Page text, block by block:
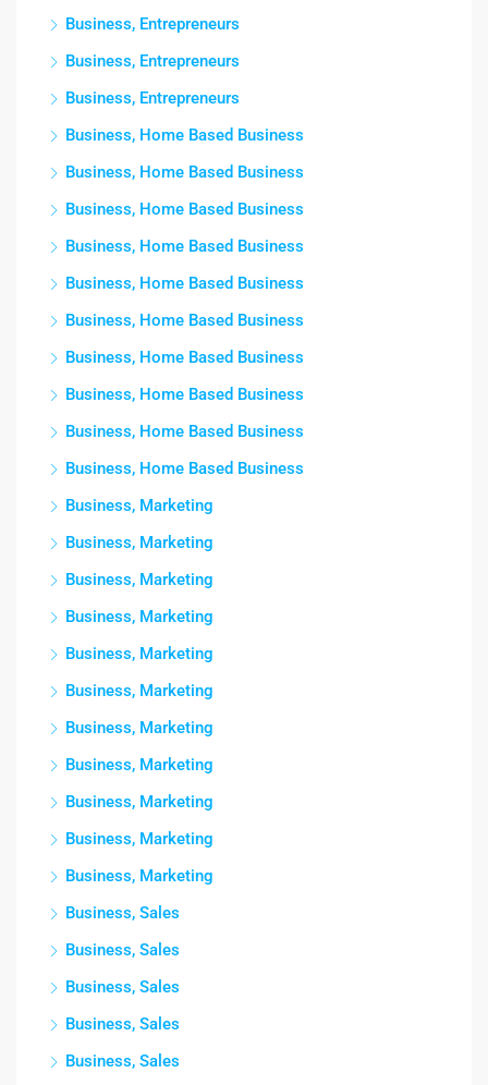
Business, Entrepreneurs
Business, Entrepreneurs
Business, Entrepreneurs
Business, Home Based Business
Business, Home Based Business
Business, Home Based Business
Business, Home Based Business
Business, Home Based Business
Business, Home Based Business
Business, Home Based Business
Business, Home Based Business
Business, Home Based Business
Business, Home Based Business
Business, Marketing
Business, Marketing
Business, Marketing
Business, Marketing
Business, Marketing
Business, Marketing
Business, Marketing
Business, Marketing
Business, Marketing
Business, Marketing
Business, Marketing
Business, Sales
Business, Sales
Business, Sales
Business, Sales
Business, Sales